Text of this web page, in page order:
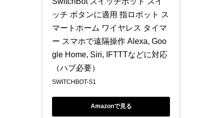
ッチ ボタンに適用 指ロボット ス
マートホーム ワイヤレス タイマ
ー スマホで遠隔操作 Alexa, Goo
gle Home, Siri, IFTTTなどに対応
（ハブ必要）
SWITCHBOT-S1
Amazonで見る